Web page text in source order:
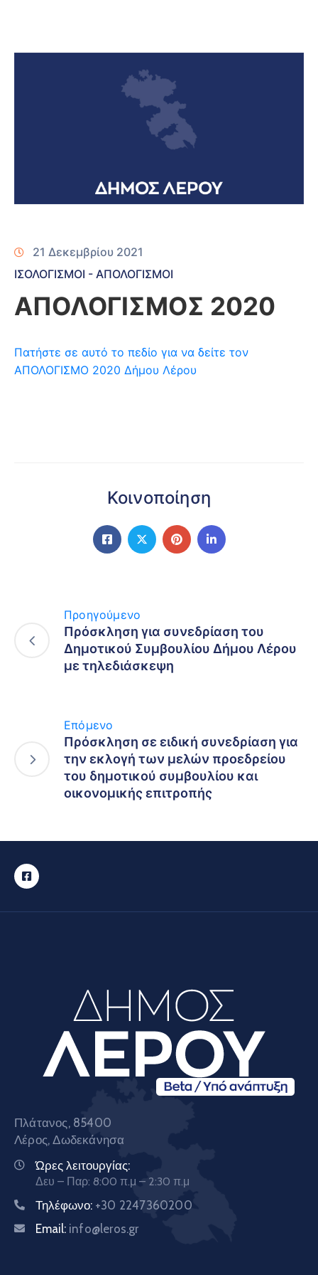
21 Δεκεμβρίου 2021
ΙΣΟΛΟΓΙΣΜΟΙ - ΑΠΟΛΟΓΙΣΜΟΙ
ΑΠΟΛΟΓΙΣΜΟΣ 2020
Πατήστε σε αυτό το πεδίο για να δείτε τον
ΑΠΟΛΟΓΙΣΜΟ 2020 Δήμου Λέρου
Κοινοποίηση
Προηγούμενο
Πρόσκληση για συνεδρίαση του
Δημοτικού Συμβουλίου Δήμου Λέρου
με τηλεδιάσκεψη
Επόμενο
Πρόσκληση σε ειδική συνεδρίαση για
την εκλογή των μελών προεδρείου
του δημοτικού συμβουλίου και
οικονομικής επιτροπής
Πλάτανος, 85400
Λέρος, Δωδεκάνησα
Ώρες λειτουργίας:
Δευ – Παρ: 8:00 π.μ – 2:30 π.μ
Τηλέφωνο: +30 2247360200
Email: info@leros.gr